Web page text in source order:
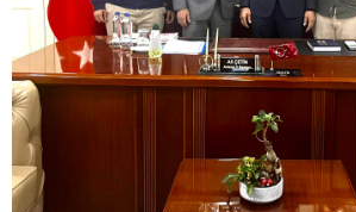
GÜNDEM
NÖBETÇI ECZANELER